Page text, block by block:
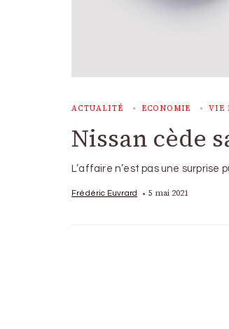
ACTUALITÉ ECONOMIE VIE
Nissan cède
L’affaire n’est pas une
Frédéric Euvrard 5 mai 2021